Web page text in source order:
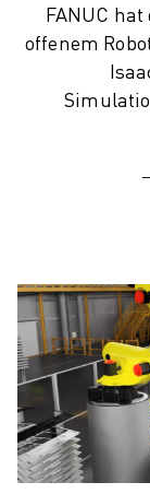
CNC-PRODUKTE
RETROFIT
ROBOTERFILTER
ROBOTER-
ROBOTIK-
ROBOTER-
KOMPAKTE CNC-
ROBODRILL-FILTER
ROBODRILL
ROBODRILL
FANUC
offenem